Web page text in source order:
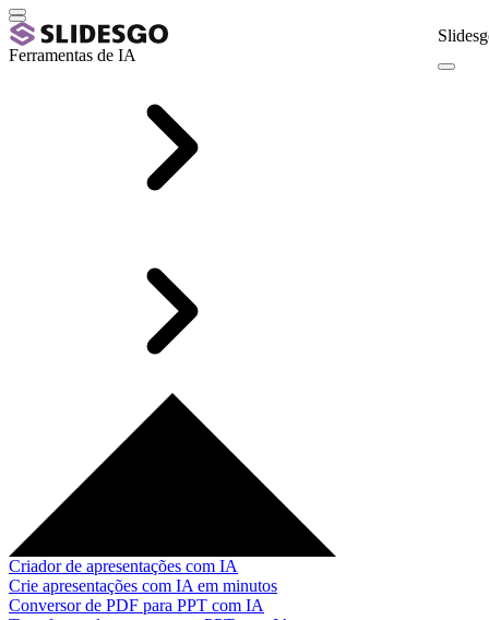
Ferramentas de IA
Criador de apresentações com IA
Crie apresentações com IA em minutos
Conversor de PDF para PPT com IA